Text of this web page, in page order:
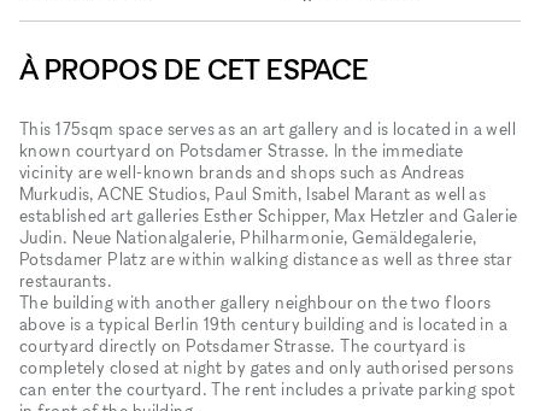
À PROPOS DE CET ESPACE
This 175sqm space serves as an art gallery and is located in a well
known courtyard on Potsdamer Strasse. In the immediate
vicinity are well-known brands and shops such as Andreas
Murkudis, ACNE Studios, Paul Smith, Isabel Marant as well as
established art galleries Esther Schipper, Max Hetzler and Galerie
Judin. Neue Nationalgalerie, Philharmonie, Gemäldegalerie,
Potsdamer Platz are within walking distance as well as three star
restaurants.
The building with another gallery neighbour on the two floors
above is a typical Berlin 19th century building and is located in a
courtyard directly on Potsdamer Strasse. The courtyard is
completely closed at night by gates and only authorised persons
can enter the courtyard. The rent includes a private parking spot